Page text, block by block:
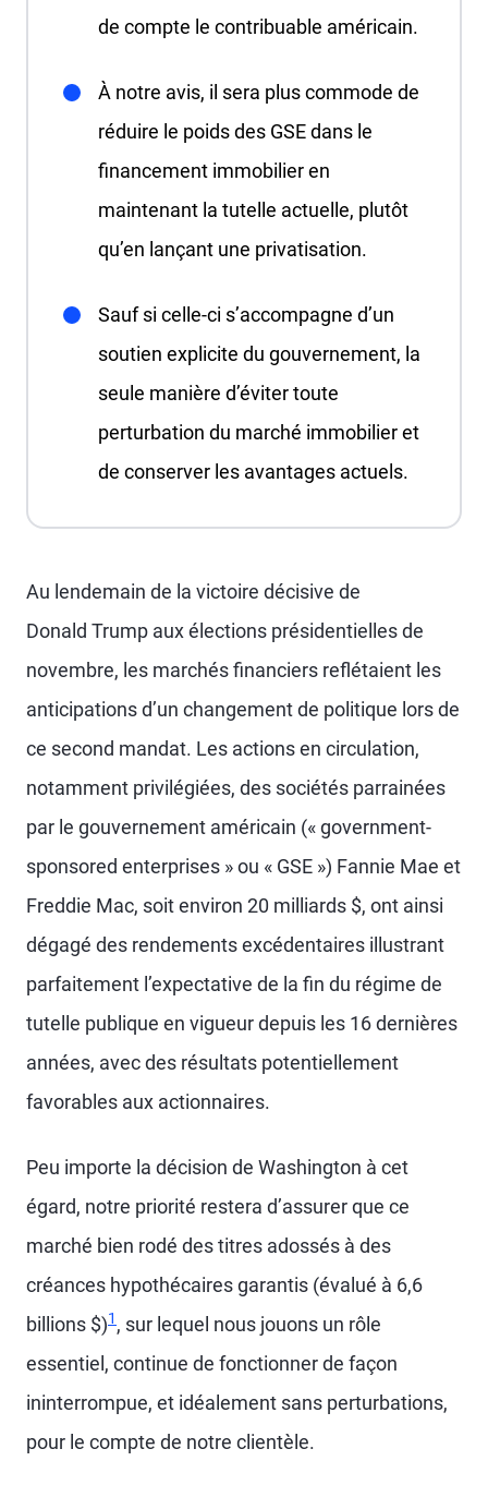
de compte le contribuable américain.
À notre avis, il sera plus commode de
réduire le poids des GSE dans le
financement immobilier en
maintenant la tutelle actuelle, plutôt
qu’en lançant une privatisation.
Sauf si celle-ci s’accompagne d’un
soutien explicite du gouvernement, la
seule manière d’éviter toute
perturbation du marché immobilier et
de conserver les avantages actuels.
Au lendemain de la victoire décisive de
Donald Trump aux élections présidentielles de
novembre, les marchés financiers reflétaient les
anticipations d’un changement de politique lors de
ce second mandat. Les actions en circulation,
notamment privilégiées, des sociétés parrainées
par le gouvernement américain (« government-
sponsored enterprises » ou « GSE ») Fannie Mae et
Freddie Mac, soit environ 20 milliards $, ont ainsi
dégagé des rendements excédentaires illustrant
parfaitement l’expectative de la fin du régime de
tutelle publique en vigueur depuis les 16 dernières
années, avec des résultats potentiellement
favorables aux actionnaires.
Peu importe la décision de Washington à cet
égard, notre priorité restera d’assurer que ce
marché bien rodé des titres adossés à des
créances hypothécaires garantis (évalué à 6,6
billions $)1 , sur lequel nous jouons un rôle
essentiel, continue de fonctionner de façon
ininterrompue, et idéalement sans perturbations,
pour le compte de notre clientèle.